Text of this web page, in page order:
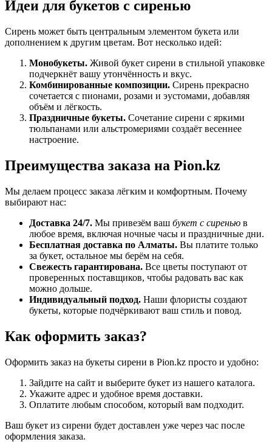
Идеи для букетов с сиренью
Сирень может быть центральным элементом букета или
дополнением к другим цветам. Вот несколько идей:
Монобукеты. Живой букет сирени в стильной упаковке
подчеркнёт вашу утончённость и вкус.
Комбинированные композиции. Сирень прекрасно
сочетается с пионами, розами и эустомами, добавляя
объём и лёгкость.
Праздничные букеты. Сочетание сирени с яркими
тюльпанами или альстромериями создаёт весеннее
настроение.
Преимущества заказа на Pion.kz
Мы делаем процесс заказа лёгким и комфортным. Почему
выбирают нас:
Доставка 24/7. Мы привезём ваш букет с сиренью в
любое время, включая ночные часы и праздничные дни.
Бесплатная доставка по Алматы. Вы платите только
за букет, остальное мы берём на себя.
Свежесть гарантирована. Все цветы поступают от
проверенных поставщиков, чтобы радовать вас как
можно дольше.
Индивидуальный подход. Наши флористы создают
букеты, которые подчёркивают ваш стиль и повод.
Как оформить заказ?
Оформить заказ на букеты сирени в Pion.kz просто и удобно:
Зайдите на сайт и выберите букет из нашего каталога.
Укажите адрес и удобное время доставки.
Оплатите любым способом, который вам подходит.
Ваш букет из сирени будет доставлен уже через час после
оформления заказа.